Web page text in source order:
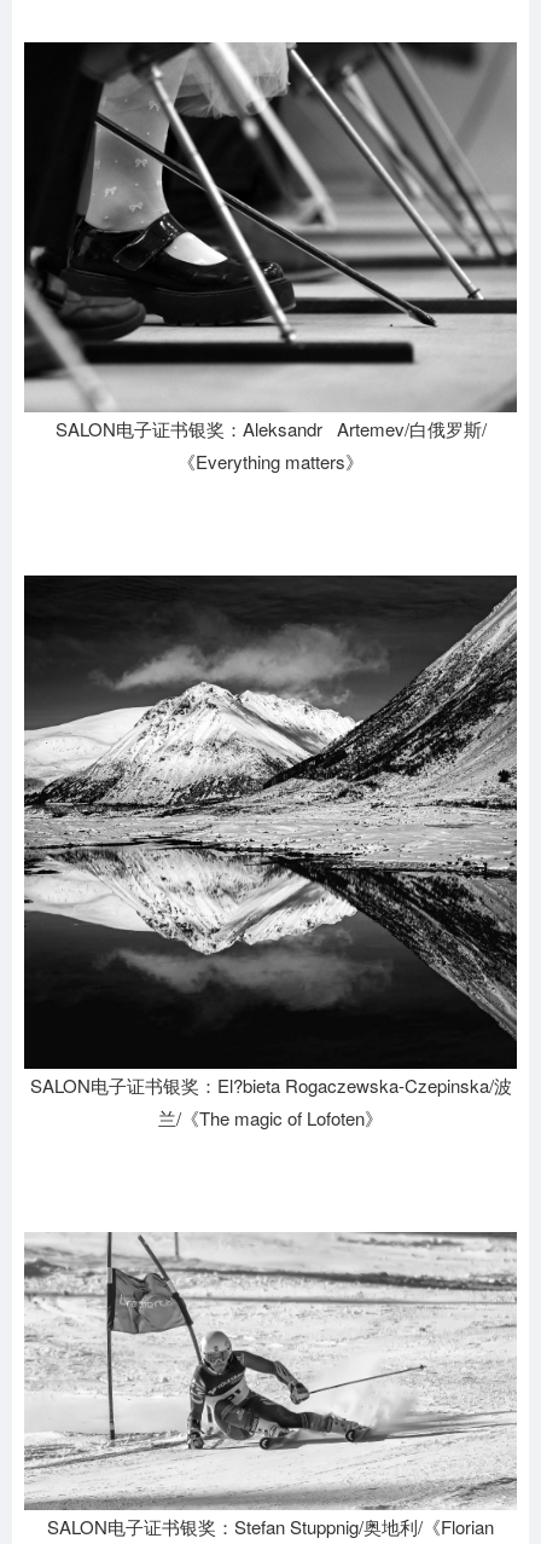
SALON电子证书银奖：Aleksandr Artemev/白俄罗斯/
《Everything matters》
SALON电子证书银奖：El?bieta Rogaczewska-Czepinska/波
兰/《The magic of Lofoten》
SALON电子证书银奖：Stefan Stuppnig/奥地利/《Florian